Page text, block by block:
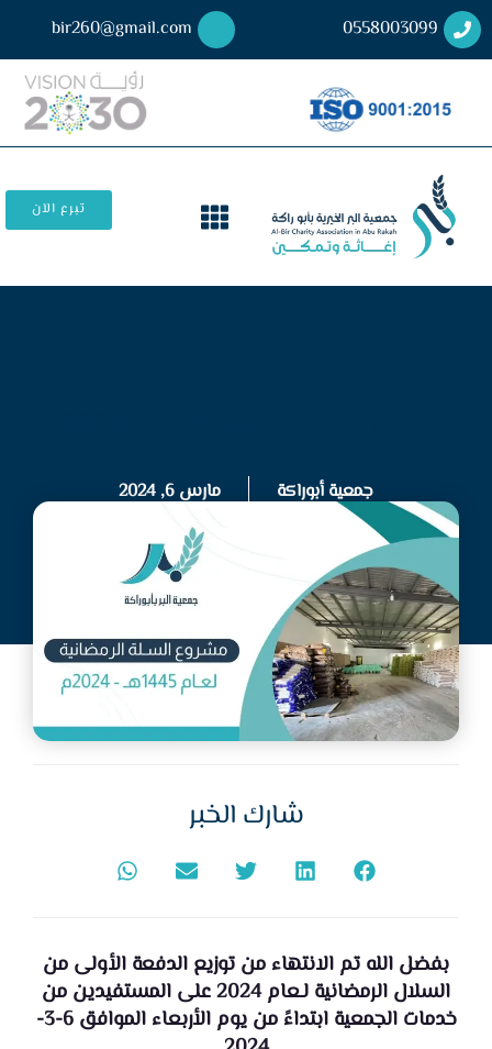
0558003099
bir260@gmail.com
تبرع الآن
جمعية أبوراكة مارس 6, 2024
شارك الخبر
بفضل الله تم الانتهاء من توزيع الدفعة الأولى من
السلال الرمضانية لـعام 2024 على المستفيدين من
خدمات الجمعية ابتداءً من يوم الأربعاء الموافق 6-3-